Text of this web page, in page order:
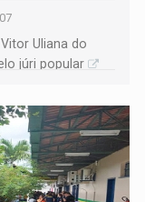
Uliana do
júri popular